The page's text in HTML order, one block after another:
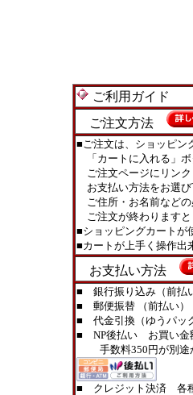
ご利用ガイド
ご注文方法
■ご注文は、ショッピン
「カートに入れる」ボ
ご注文ページにリンク
お支払い方法をお選び
ご住所・お名前などの
ご注文が終わりますと
■ショッピングカートが
■カートが上手く操作
お支払い方法
■ 銀行振り込み（前払
■ 郵便振替 （前払い）
■ 代金引換（ゆうパッ
■ NP後払い お買い金
手数料350円が別途
■ クレジット決済 各種